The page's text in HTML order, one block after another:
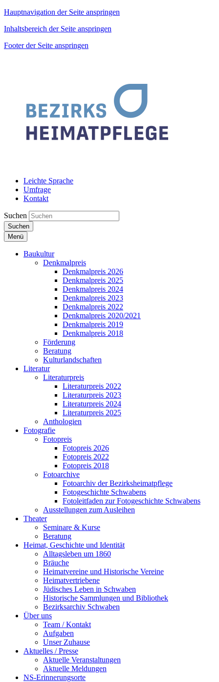
Hauptnavigation der Seite anspringen
Inhaltsbereich der Seite anspringen
Footer der Seite anspringen
Leichte Sprache
Umfrage
Kontakt
Suchen
Suchen
Menü
Baukultur
Denkmalpreis
Denkmalpreis 2026
Denkmalpreis 2025
Denkmalpreis 2024
Denkmalpreis 2023
Denkmalpreis 2022
Denkmalpreis 2020/2021
Denkmalpreis 2019
Denkmalpreis 2018
Förderung
Beratung
Kulturlandschaften
Literatur
Literaturpreis
Literaturpreis 2022
Literaturpreis 2023
Literaturpreis 2024
Literaturpreis 2025
Anthologien
Fotografie
Fotopreis
Fotopreis 2026
Fotopreis 2022
Fotopreis 2018
Fotoarchive
Fotoarchiv der Bezirksheimatpflege
Fotogeschichte Schwabens
Fotoleitfaden zur Fotogeschichte Schwabens
Ausstellungen zum Ausleihen
Theater
Seminare & Kurse
Beratung
Heimat, Geschichte und Identität
Alltagsleben um 1860
Bräuche
Heimatvereine und Historische Vereine
Heimatvertriebene
Jüdisches Leben in Schwaben
Historische Sammlungen und Bibliothek
Bezirksarchiv Schwaben
Über uns
Team / Kontakt
Aufgaben
Unser Zuhause
Aktuelles / Presse
Aktuelle Veranstaltungen
Aktuelle Meldungen
NS-Erinnerungsorte